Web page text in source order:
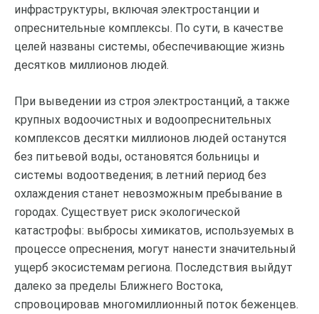
инфраструктуры, включая электростанции и
опреснительные комплексы. По сути, в качестве
целей названы системы, обеспечивающие жизнь
десятков миллионов людей.
При выведении из строя электростанций, а также
крупных водоочистных и водоопреснительных
комплексов десятки миллионов людей останутся
без питьевой воды, остановятся больницы и
системы водоотведения; в летний период без
охлаждения станет невозможным пребывание в
городах. Существует риск экологической
катастрофы: выбросы химикатов, используемых в
процессе опреснения, могут нанести значительный
ущерб экосистемам региона. Последствия выйдут
далеко за пределы Ближнего Востока,
спровоцировав многомиллионный поток беженцев.